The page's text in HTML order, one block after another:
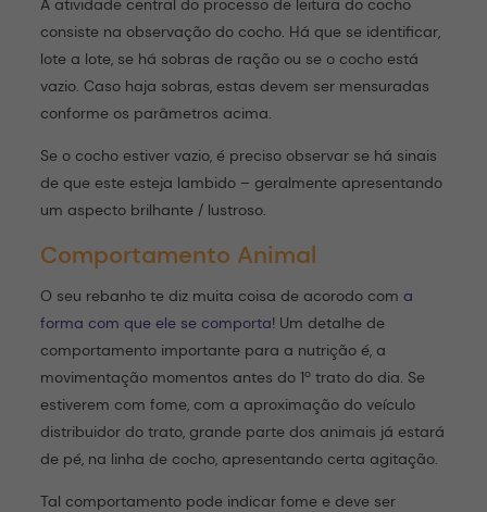
A atividade central do processo de leitura do cocho
consiste na observação do cocho. Há que se identificar,
lote a lote, se há sobras de ração ou se o cocho está
vazio. Caso haja sobras, estas devem ser mensuradas
conforme os parâmetros acima.
Se o cocho estiver vazio, é preciso observar se há sinais
de que este esteja lambido – geralmente apresentando
um aspecto brilhante / lustroso.
Comportamento Animal
O seu rebanho te diz muita coisa de acorodo com a
forma com que ele se comporta! Um detalhe de
comportamento importante para a nutrição é, a
movimentação momentos antes do 1º trato do dia. Se
estiverem com fome, com a aproximação do veículo
distribuidor do trato, grande parte dos animais já estará
de pé, na linha de cocho, apresentando certa agitação.
Tal comportamento pode indicar fome e deve ser